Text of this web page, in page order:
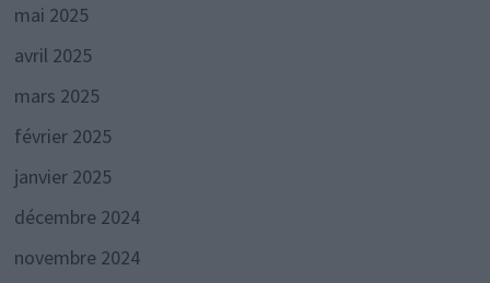
mai 2025
avril 2025
mars 2025
février 2025
janvier 2025
décembre 2024
novembre 2024